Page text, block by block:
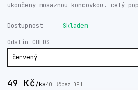
ukončeny mosaznou koncovkou. celý
Dostupnost Skladem
Odstín CHEDS
49 Kč/ks40 Kčbez DPH